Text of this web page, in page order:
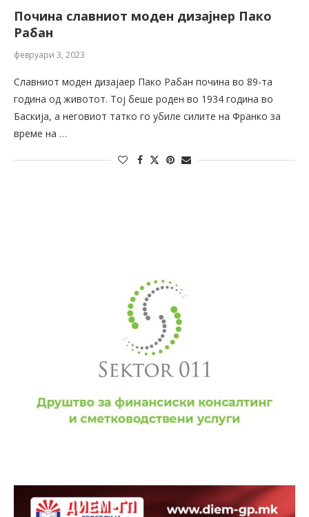
Почина славниот моден дизајнер Пако
Рабан
февруари 3, 2023
Славниот моден дизајаер Пако Рабан почина во 89-та
година од животот. Тој беше роден во 1934 година во
Баскија, а неговиот татко го убиле силите на Франко за
време на …